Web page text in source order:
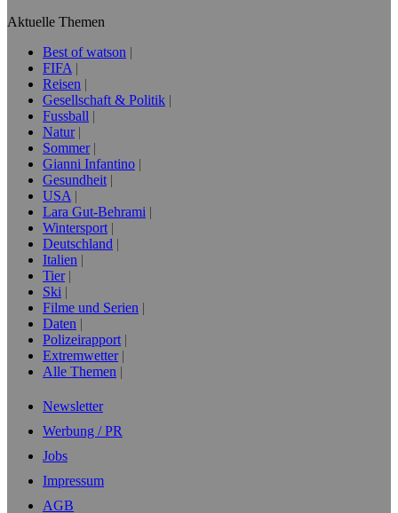
Aktuelle Themen
Best of watson
FIFA
Reisen
Gesellschaft & Politik
Fussball
Natur
Sommer
Gianni Infantino
Gesundheit
USA
Lara Gut-Behrami
Wintersport
Deutschland
Italien
Tier
Ski
Filme und Serien
Daten
Polizeirapport
Extremwetter
Alle Themen
Newsletter
Werbung / PR
Jobs
Impressum
AGB